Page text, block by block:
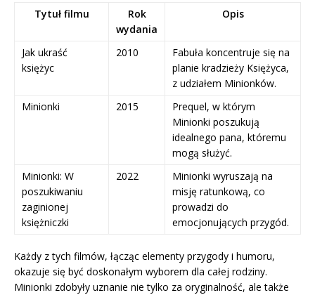
Tytuł filmu
Rok
wydania
Opis
Jak ukraść
księżyc
2010
Fabuła koncentruje się na
planie kradzieży Księżyca,
z udziałem Minionków.
Minionki
2015
Prequel, w którym
Minionki poszukują
idealnego pana, któremu
mogą służyć.
Minionki: W
poszukiwaniu
zaginionej
księżniczki
2022
Minionki wyruszają na
misję ratunkową, co
prowadzi do
emocjonujących przygód.
Każdy z tych filmów, łącząc elementy przygody i humoru,
okazuje się być doskonałym wyborem dla całej rodziny.
Minionki zdobyły uznanie nie tylko za oryginalność, ale także